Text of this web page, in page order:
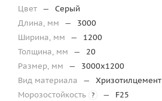
Цвет —
Серый
Длина, мм
—
3000
Ширина, мм
—
1200
Толщина, мм
—
20
Размер, мм
—
3000х1200
Вид материала
—
Хризотилцемент
Морозостойкость
? — F25